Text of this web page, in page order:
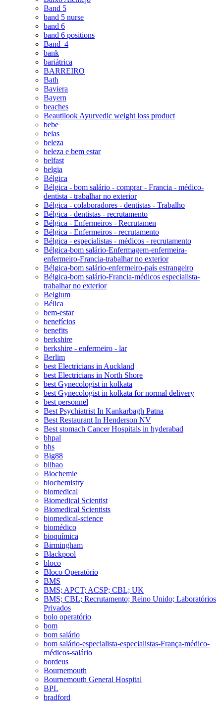
Band 5
band 5 nurse
band 6
band 6 positions
Band_4
bank
bariátrica
BARREIRO
Bath
Baviera
Bayern
beaches
Beautilook Ayurvedic weight loss product
bebe
belas
beleza
beleza e bem estar
belfast
belgia
Bélgica
Bélgica - bom salário - comprar - Francia - médico-
dentista - trabalhar no exterior
Bélgica - colaboradores - dentistas - Trabalho
Bélgica - dentistas - recrutamento
Bélgica - Enfermeiros - Recrutamen
Bélgica - Enfermeiros - recrutamento
Bélgica - especialistas - médicos - recrutamento
Bélgica-bom salário-Enfermagem-enfermeira-
enfermeiro-Francia-trabalhar no exterior
Bélgica-bom salário-enfermeiro-país estrangeiro
Bélgica-bom salário-Francia-médicos especialista-
trabalhar no exterior
Belgium
Bélica
bem-estar
benefícios
benefits
berkshire
berkshire - enfermeiro - lar
Berlim
best Electricians in Auckland
best Electricians in North Shore
best Gynecologist in kolkata
best Gynecologist in kolkata for normal delivery
best personnel
Best Psychiatrist In Kankarbagh Patna
Best Restaurant In Henderson NV
Best stomach Cancer Hospitals in hyderabad
bhpal
bhs
Big88
bilbao
Biochemie
biochemistry
biomedical
Biomedical Scientist
Biomedical Scientists
biomedical-science
biomédico
bioquímica
Birmingham
Blackpool
bloco
Bloco Operatório
BMS
BMS; APCT; ACSP; CBL; UK
BMS; CBL; Recrutamento; Reino Unido; Laboratórios
Privados
bolo operatório
bom
bom salário
bom salário-especialista-especialistas-França-médico-
médicos-salário
bordeus
Bournemouth
Bournemouth General Hospital
BPL
bradford